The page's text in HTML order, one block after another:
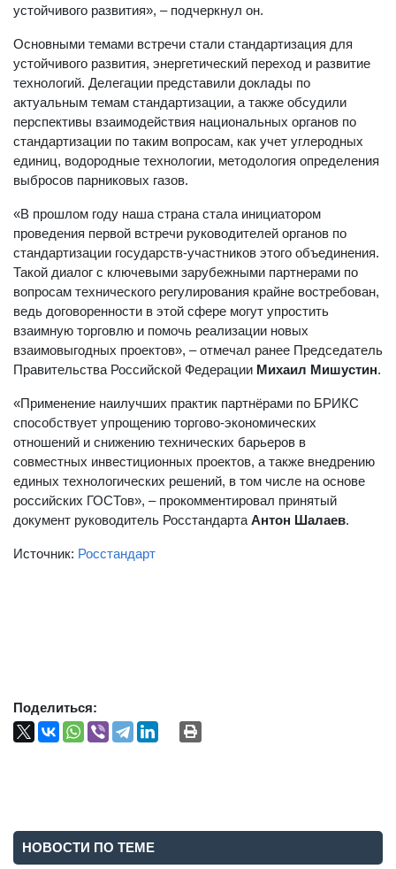
устойчивого развития», – подчеркнул он.
Основными темами встречи стали стандартизация для
устойчивого развития, энергетический переход и развитие
технологий. Делегации представили доклады по
актуальным темам стандартизации, а также обсудили
перспективы взаимодействия национальных органов по
стандартизации по таким вопросам, как учет углеродных
единиц, водородные технологии, методология определения
выбросов парниковых газов.
«В прошлом году наша страна стала инициатором
проведения первой встречи руководителей органов по
стандартизации государств-участников этого объединения.
Такой диалог с ключевыми зарубежными партнерами по
вопросам технического регулирования крайне востребован,
ведь договоренности в этой сфере могут упростить
взаимную торговлю и помочь реализации новых
взаимовыгодных проектов», – отмечал ранее Председатель
Правительства Российской Федерации Михаил Мишустин.
«Применение наилучших практик партнёрами по БРИКС
способствует упрощению торгово-экономических
отношений и снижению технических барьеров в
совместных инвестиционных проектов, а также внедрению
единых технологических решений, в том числе на основе
российских ГОСТов», – прокомментировал принятый
документ руководитель Росстандарта Антон Шалаев.
Источник: Росстандарт
Поделиться:
НОВОСТИ ПО ТЕМЕ